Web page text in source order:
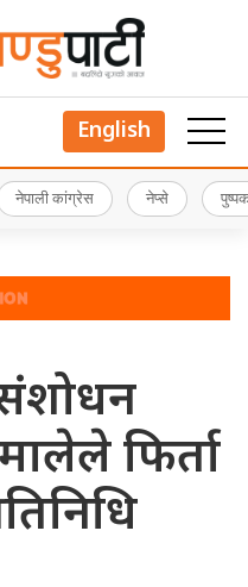
English
नेपाली कांग्रेस नेप्से
फिर्ता